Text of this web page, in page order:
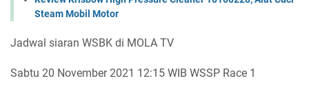
Steam Mobil Motor
Jadwal siaran WSBK di MOLA TV
Sabtu 20 November 2021 12:15 WIB WSSP Race 1